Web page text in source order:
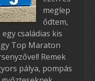
meglep
ődtem,
családias kis
Top Maraton
Remek
pálya, pompás